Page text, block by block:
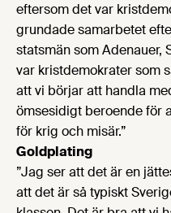
eftersom det var
grundade samarbetet
statsmän som Adenauer,
var kristdemokrater som
att vi börjar att handla
ömsesidigt beroende för
för krig och misär.”
Goldplating
”Jag ser att det är en
att det är så typiskt